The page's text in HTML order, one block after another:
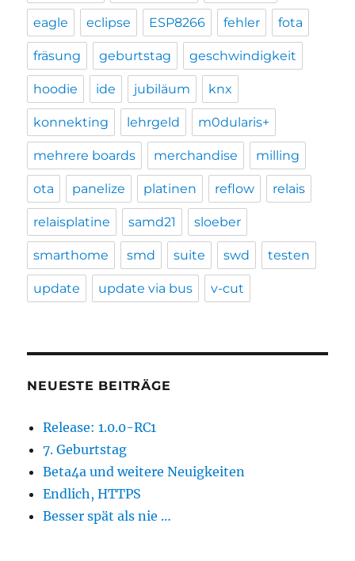
eagle eclipse ESP8266 fehler fota
fräsung geburtstag geschwindigkeit
hoodie ide jubiläum knx
konnekting lehrgeld m0dularis+
mehrere boards merchandise milling
ota panelize platinen reflow relais
relaisplatine samd21 sloeber
smarthome smd suite swd testen
update update via bus v-cut
NEUESTE BEITRÄGE
Release: 1.0.0-RC1
7. Geburtstag
Beta4a und weitere Neuigkeiten
Endlich, HTTPS
Besser spät als nie …